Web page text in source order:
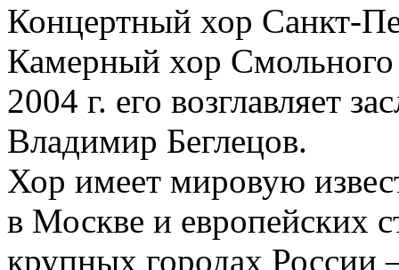
Концертный хор Санкт-
Камерный хор Смольного
2004 г. его возглавляет
Владимир Беглецов.
Хор имеет мировую
в Москве и европейских
крупных городах России